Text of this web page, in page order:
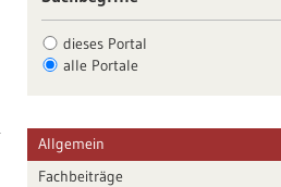
dieses Portal
alle Portale
Allgemein
Fachbeiträge